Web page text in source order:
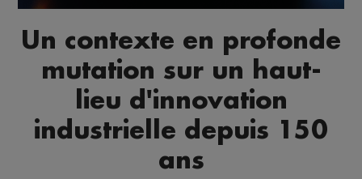
Un contexte en profonde
mutation sur un haut-
lieu d'innovation
industrielle depuis 150
ans